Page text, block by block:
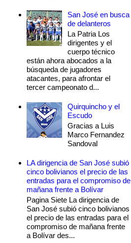
San José en busca
de delanteros
La Patria Los
dirigentes y el
cuerpo técnico
están ahora abocados a la
búsqueda de jugadores
atacantes, para afrontar el
tercer campeonato d...
Quirquincho y el
Escudo
Gracias a Luis
Marco Fernandez
Sandoval
LA dirigencia de San José subió
cinco bolivianos el precio de las
entradas para el compromiso de
mañana frente a Bolívar
Pagina Siete La dirigencia de
San José subió cinco bolivianos
el precio de las entradas para el
compromiso de mañana frente
a Bolívar des...